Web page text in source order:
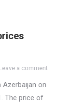
a comment
on
The price of